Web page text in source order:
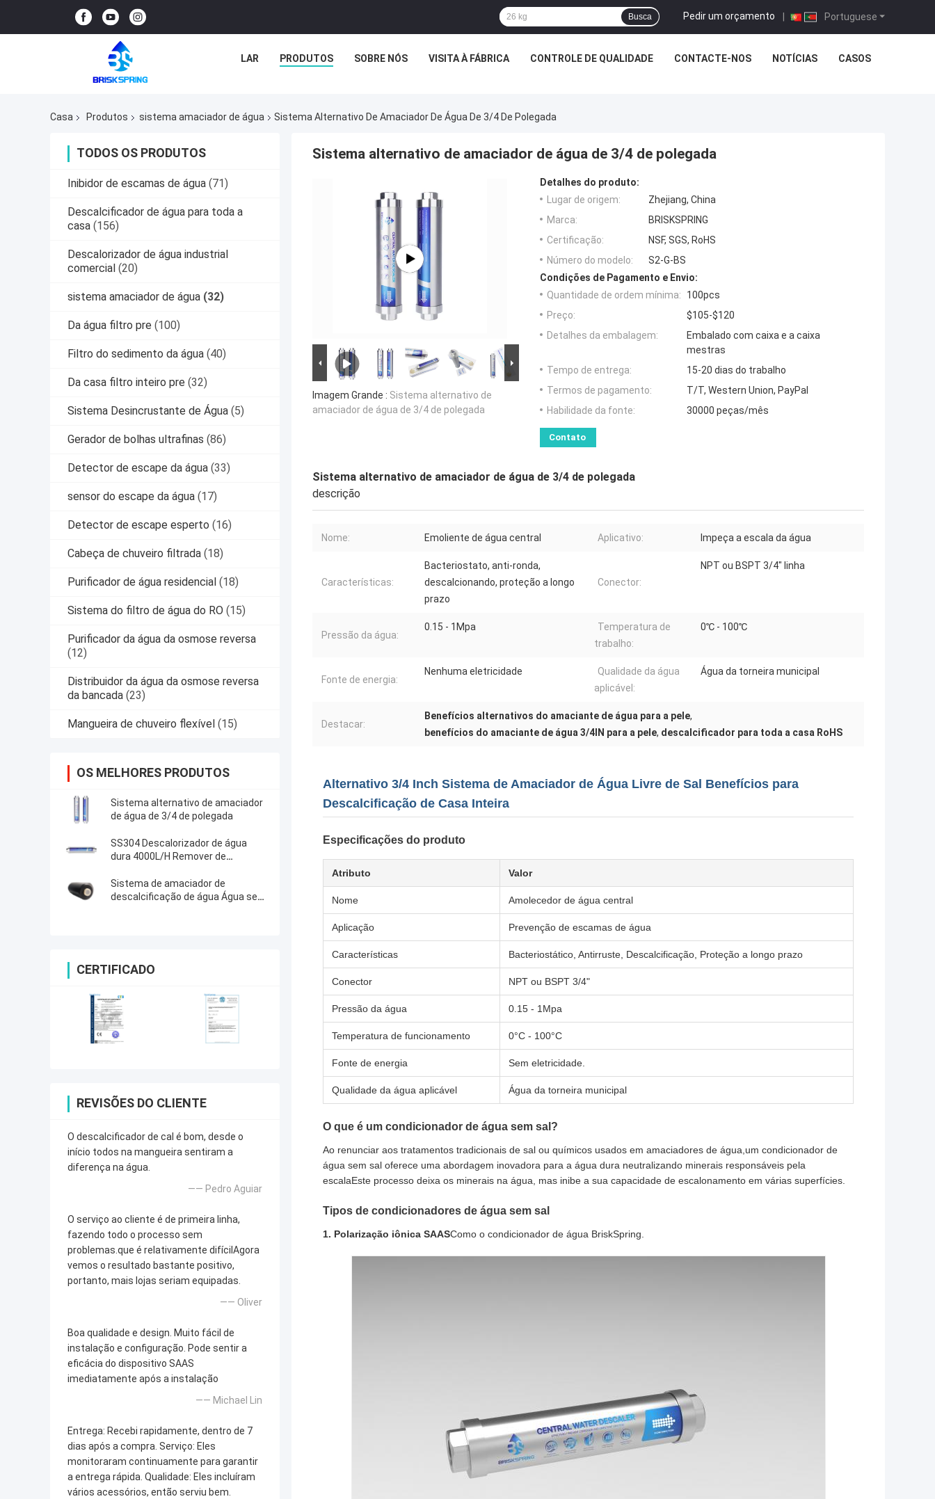
Portuguese
Pedir um orçamento |
Busca
LAR PRODUTOS SOBRE NÓS VISITA À FÁBRICA CONTROLE DE QUALIDADE CONTACTE-NOS NOTÍCIAS CASOS
Casa Produtos sistema amaciador de água Sistema Alternativo De Amaciador De Água De 3/4 De Polegada
TODOS OS PRODUTOS
Inibidor de escamas de água (71)
Descalcificador de água para toda a
casa (156)
Descalorizador de água industrial
comercial (20)
sistema amaciador de água (32)
Da água filtro pre (100)
Filtro do sedimento da água (40)
Da casa filtro inteiro pre (32)
Sistema Desincrustante de Água (5)
Gerador de bolhas ultrafinas (86)
Detector de escape da água (33)
sensor do escape da água (17)
Detector de escape esperto (16)
Cabeça de chuveiro filtrada (18)
Purificador de água residencial (18)
Sistema do filtro de água do RO (15)
Purificador da água da osmose reversa
(12)
Distribuidor da água da osmose reversa
da bancada (23)
Mangueira de chuveiro flexível (15)
OS MELHORES PRODUTOS
Sistema alternativo de amaciador
de água de 3/4 de polegada
SS304 Descalorizador de água
dura 4000L/H Remover de
Sistema de amaciador de
descalcificação de água Água sem
CERTIFICADO
REVISÕES DO CLIENTE
O descalcificador de cal é bom, desde o
início todos na mangueira sentiram a
diferença na água.
—— Pedro Aguiar
O serviço ao cliente é de primeira linha,
fazendo todo o processo sem
problemas.que é relativamente difícilAgora
vemos o resultado bastante positivo,
portanto, mais lojas seriam equipadas.
—— Oliver
Boa qualidade e design. Muito fácil de
instalação e configuração. Pode sentir a
eficácia do dispositivo SAAS
imediatamente após a instalação
—— Michael Lin
Entrega: Recebi rapidamente, dentro de 7
dias após a compra. Serviço: Eles
monitoraram continuamente para garantir
a entrega rápida. Qualidade: Eles incluíram
vários acessórios, então serviu bem.
Sistema alternativo de amaciador de água de 3/4 de polegada
Imagem Grande : Sistema alternativo de
amaciador de água de 3/4 de polegada
Detalhes do produto:
Lugar de origem:
Zhejiang, China
Marca:
BRISKSPRING
Certificação:
NSF, SGS, RoHS
Número do modelo:
S2-G-BS
Condições de Pagamento e Envio:
Quantidade de ordem mínima:
100pcs
Preço:
$105-$120
Detalhes da embalagem:
Embalado com caixa e a caixa
mestras
Tempo de entrega:
15-20 dias do trabalho
Termos de pagamento:
T/T, Western Union, PayPal
Habilidade da fonte:
30000 peças/mês
Contato
Sistema alternativo de amaciador de água de 3/4 de polegada
descrição
Nome: Emoliente de água central Aplicativo: Impeça a escala da água
Características:
Bacteriostato, anti-ronda,
descalcionando, proteção a longo
prazo
Conector:
NPT ou BSPT 3/4" linha
Pressão da água:
0.15 - 1Mpa
Temperatura de
trabalho:
0℃ - 100℃
Fonte de energia:
Nenhuma eletricidade
Qualidade da água
aplicável:
Água da torneira municipal
Destacar:
Benefícios alternativos do amaciante de água para a pele,
benefícios do amaciante de água 3/4IN para a pele, descalcificador para toda a casa RoHS
Alternativo 3/4 Inch Sistema de Amaciador de Água Livre de Sal Benefícios para
Descalcificação de Casa Inteira
Especificações do produto
Atributo Valor
Nome Amolecedor de água central
Aplicação Prevenção de escamas de água
Características Bacteriostático, Antirruste, Descalcificação, Proteção a longo prazo
Conector NPT ou BSPT 3/4"
Pressão da água 0.15 - 1Mpa
Temperatura de funcionamento 0°C - 100°C
Fonte de energia Sem eletricidade.
Qualidade da água aplicável Água da torneira municipal
O que é um condicionador de água sem sal?
Ao renunciar aos tratamentos tradicionais de sal ou químicos usados em amaciadores de água,um condicionador de
água sem sal oferece uma abordagem inovadora para a água dura neutralizando minerais responsáveis pela
escalaEste processo deixa os minerais na água, mas inibe a sua capacidade de escalonamento em várias superfícies.
Tipos de condicionadores de água sem sal
1. Polarização iônica SAASComo o condicionador de água BriskSpring.